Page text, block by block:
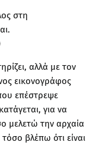
στη
αλλά με τον
εικονογράφος
επέστρεψε
για να
μελετώ την αρχαία
βλέπω ότι είναι